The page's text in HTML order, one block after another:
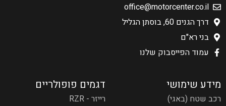
office@motorcenter.co.il
דרך הגנים 60, בוסתן הגליל
בני רא"ם
עמוד הפייסבוק שלנו
מידע שימושי
רכב שטח (באגי)
דגמים פופולריים
רייזר - RZR